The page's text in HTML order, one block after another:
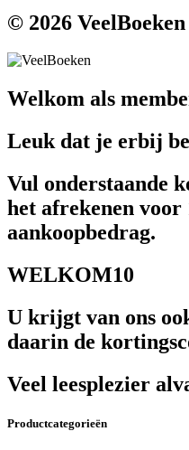
© 2026 VeelBoeken
Welkom als
Leuk dat je erbij
Vul onderstaande
het afrekenen
aankoopbedrag.
WELKOM10
U krijgt van ons
daarin de
Veel leesplezier
Productcategorieën